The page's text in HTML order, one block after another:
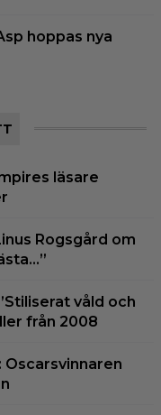
hoppas nya
läsare
Rogsgård om
våld och
från 2008